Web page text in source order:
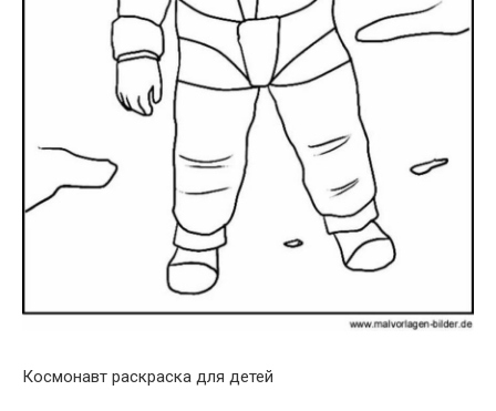
Космонавт раскраска для детей